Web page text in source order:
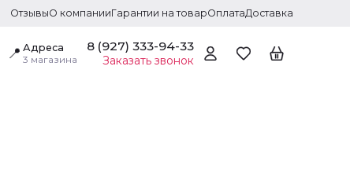
ОтзывыО компанииГарантии на товарОплатаДоставка
📍 Адреса
3 магазина
8 (927) 333-94-33
Заказать звонок